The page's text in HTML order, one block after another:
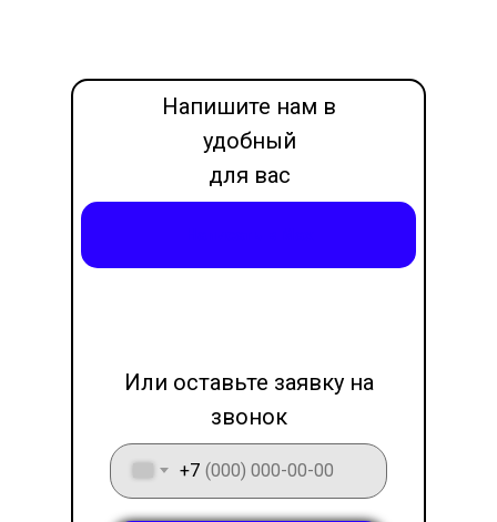
+7
Напишите нам в
удобный
для вас
месседжер
Или оставьте заявку на
звонок